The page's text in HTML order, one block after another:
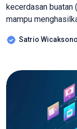
kecerdasan buatan
mampu
Sayangnya,
hingga pelecehan
untuk memahami
Satrio Wicaksono